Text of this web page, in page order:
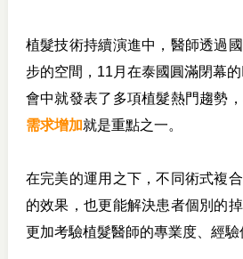
植髮技術持續演進中，醫師透過
步的空間，11月在泰國圓滿閉幕
會中就發表了多項植髮熱門趨勢
需求增加就是重點之一。
在完美的運用之下，不同術式複
的效果，也更能解決患者個別的
更加考驗植髮醫師的專業度、經